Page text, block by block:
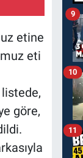
etine
eti
listede,
göre,
9
10
11